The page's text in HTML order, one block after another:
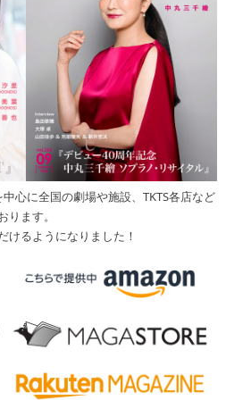
心に全国の劇場や施設、TKTS各店など
ます。
けるようになりました！